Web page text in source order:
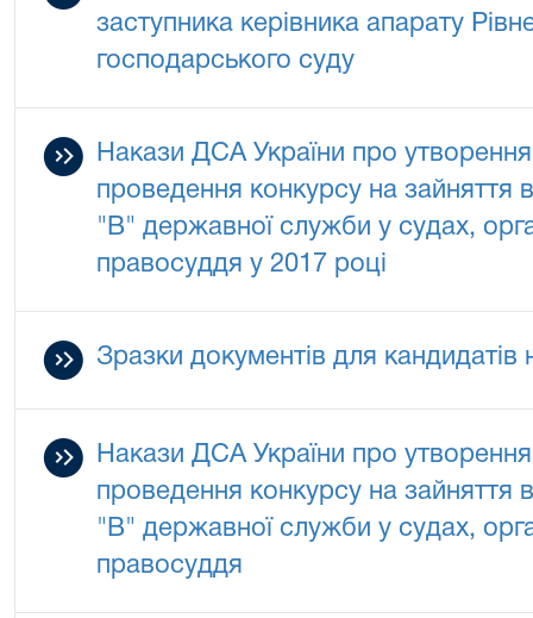
заступника керівника апарату
господарського суду
Накази ДСА України про утворення
проведення конкурсу на зайняття
"В" державної служби у судах,
правосуддя у 2017 році
Зразки документів для кандидатів
Накази ДСА України про утворення
проведення конкурсу на зайняття
"В" державної служби у судах,
правосуддя